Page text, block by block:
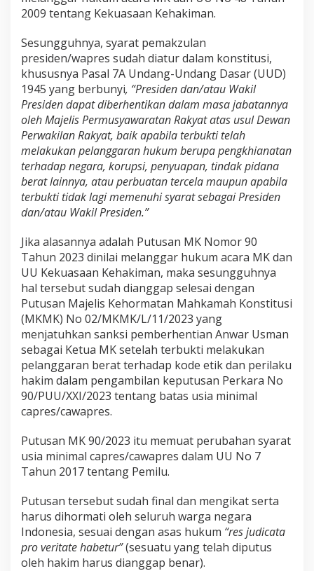
2009 tentang Kekuasaan Kehakiman.
Sesungguhnya, syarat pemakzulan
presiden/wapres sudah diatur dalam konstitusi,
khususnya Pasal 7A Undang-Undang Dasar (UUD)
1945 yang berbunyi, “Presiden dan/atau Wakil
Presiden dapat diberhentikan dalam masa jabatannya
oleh Majelis Permusyawaratan Rakyat atas usul Dewan
Perwakilan Rakyat, baik apabila terbukti telah
melakukan pelanggaran hukum berupa pengkhianatan
terhadap negara, korupsi, penyuapan, tindak pidana
berat lainnya, atau perbuatan tercela maupun apabila
terbukti tidak lagi memenuhi syarat sebagai Presiden
dan/atau Wakil Presiden.”
Jika alasannya adalah Putusan MK Nomor 90
Tahun 2023 dinilai melanggar hukum acara MK dan
UU Kekuasaan Kehakiman, maka sesungguhnya
hal tersebut sudah dianggap selesai dengan
Putusan Majelis Kehormatan Mahkamah Konstitusi
(MKMK) No 02/MKMK/L/11/2023 yang
menjatuhkan sanksi pemberhentian Anwar Usman
sebagai Ketua MK setelah terbukti melakukan
pelanggaran berat terhadap kode etik dan perilaku
hakim dalam pengambilan keputusan Perkara No
90/PUU/XXI/2023 tentang batas usia minimal
capres/cawapres.
Putusan MK 90/2023 itu memuat perubahan syarat
usia minimal capres/cawapres dalam UU No 7
Tahun 2017 tentang Pemilu.
Putusan tersebut sudah final dan mengikat serta
harus dihormati oleh seluruh warga negara
Indonesia, sesuai dengan asas hukum “res judicata
pro veritate habetur”(sesuatu yang telah diputus
oleh hakim harus dianggap benar).